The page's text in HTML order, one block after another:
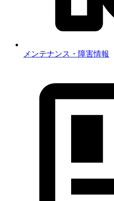
メンテナンス・障害情報